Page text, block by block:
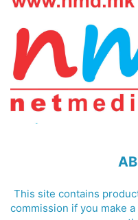
This site contains
commission if you make